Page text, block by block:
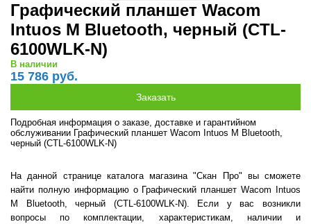
Графический планшет Wacom
Intuos M Bluetooth, черный (CTL-
6100WLK-N)
В наличии
15 786 руб.
Подробная информация о заказе, доставке и гарантийном
обслуживании Графический планшет Wacom Intuos M Bluetooth,
черный (CTL-6100WLK-N)
На данной странице каталога магазина "Скан Про" вы сможете
найти полную информацию о Графический планшет Wacom Intuos
M Bluetooth, черный (CTL-6100WLK-N). Если у вас возникли
вопросы по комплектации, характеристикам, наличии и